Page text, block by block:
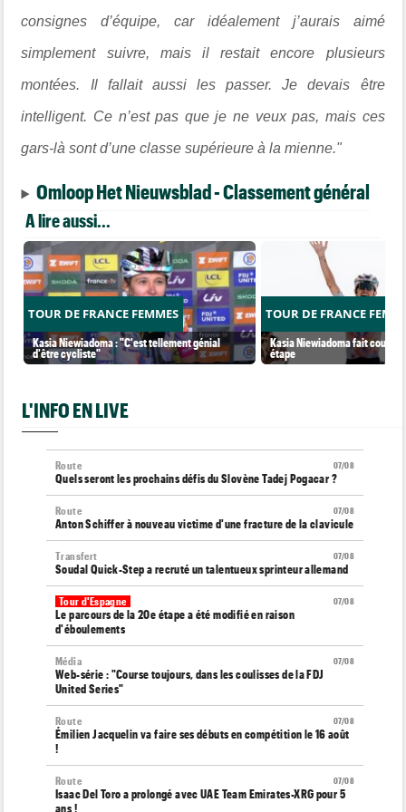
consignes d’équipe, car idéalement j’aurais aimé
simplement suivre, mais il restait encore plusieurs
montées. Il fallait aussi les passer. Je devais être
intelligent. Ce n’est pas que je ne veux pas, mais ces
gars-là sont d’une classe supérieure à la mienne."
Omloop Het Nieuwsblad - Classement général
A lire aussi...
TOUR DE FRANCE FEMMES
Kasia Niewiadoma : "C'est tellement génial
d'être cycliste"
TOUR DE FRANCE
Kasia Niewiadoma fait coup
étape
L'INFO EN LIVE
07/08
Route
Quels seront les prochains défis du Slovène Tadej Pogacar ?
07/08
Route
Anton Schiffer à nouveau victime d'une fracture de la clavicule
07/08
Transfert
Soudal Quick-Step a recruté un talentueux sprinteur allemand
07/08
Tour d'Espagne
Le parcours de la 20e étape a été modifié en raison
d'éboulements
07/08
Média
Web-série : "Course toujours, dans les coulisses de la FDJ
United Series"
07/08
Route
Émilien Jacquelin va faire ses débuts en compétition le 16 août
!
07/08
Route
Isaac Del Toro a prolongé avec UAE Team Emirates-XRG pour 5
ans !